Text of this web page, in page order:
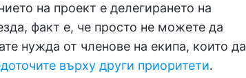
на проект е делегирането на
факт е, че просто не можете да
нужда от членове на екипа, които да
върху други приоритети.